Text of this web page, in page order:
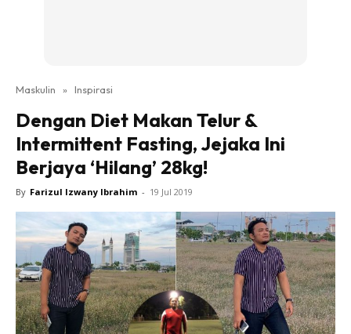
Maskulin » Inspirasi
Dengan Diet Makan Telur &
Intermittent Fasting, Jejaka Ini
Berjaya ‘Hilang’ 28kg!
By Farizul Izwany Ibrahim - 19 Jul 2019